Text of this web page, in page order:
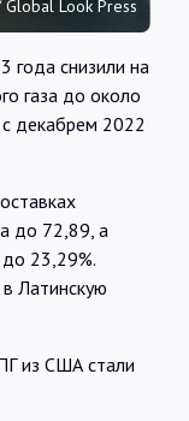
Look Press
года снизили на
газа до около
декабрем 2022
до 72,89, а
23,29%.
Латинскую
из США стали